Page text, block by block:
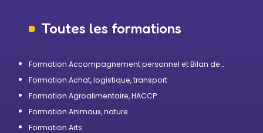
Toutes les formations
Formation Accompagnement personnel et Bilan de
Formation Achat, logistique, transport
Formation Agroalimentaire, HACCP
Formation Animaux, nature
Formation Arts